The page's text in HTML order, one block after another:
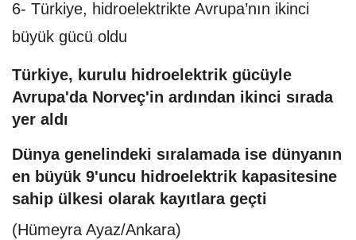
6- Türkiye, hidroelektrikte Avrupa’nın ikinci
büyük gücü oldu
Türkiye, kurulu hidroelektrik gücüyle
Avrupa'da Norveç'in ardından ikinci sırada
yer aldı
Dünya genelindeki sıralamada ise dünyanın
en büyük 9'uncu hidroelektrik kapasitesine
sahip ülkesi olarak kayıtlara geçti
(Hümeyra Ayaz/Ankara)